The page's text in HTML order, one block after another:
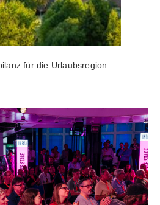
für die Urlaubsregion